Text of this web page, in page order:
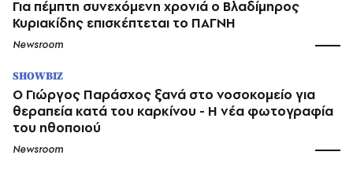
Για πέμπτη συνεχόμενη χρονιά ο Βλαδίμηρος
Κυριακίδης επισκέπτεται το ΠΑΓΝΗ
Newsroom
SHOWBIZ
O Γιώργος Παράσχος ξανά στο νοσοκομείο για
θεραπεία κατά του καρκίνου - Η νέα φωτογραφία
του ηθοποιού
Newsroom